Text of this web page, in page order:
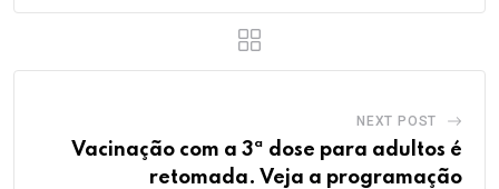
NEXT POST
Vacinação com a 3ª dose para adultos é
retomada. Veja a programação